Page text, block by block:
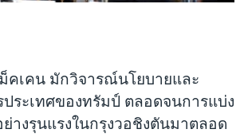
คเคน มักวิจารณ์นโยบายและ
ระเทศของทรัมป์ ตลอดจนการแบ่ง
างรุนแรงในกรุงวอชิงตันมาตลอด